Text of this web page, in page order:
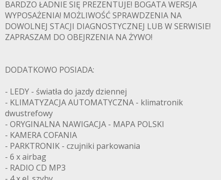
BARDZO ŁADNIE SIĘ PREZENTUJE! BOGATA WERSJA
WYPOSAŻENIA! MOŻLIWOŚĆ SPRAWDZENIA NA
DOWOLNEJ STACJI DIAGNOSTYCZNEJ LUB W SERWISIE!
ZAPRASZAM DO OBEJRZENIA NA ŻYWO!
DODATKOWO POSIADA:
- LEDY - światła do jazdy dziennej
- KLIMATYZACJA AUTOMATYCZNA - klimatronik
dwustrefowy
- ORYGINALNA NAWIGACJA - MAPA POLSKI
- KAMERA COFANIA
- PARKTRONIK - czujniki parkowania
- 6 x airbag
- RADIO CD MP3